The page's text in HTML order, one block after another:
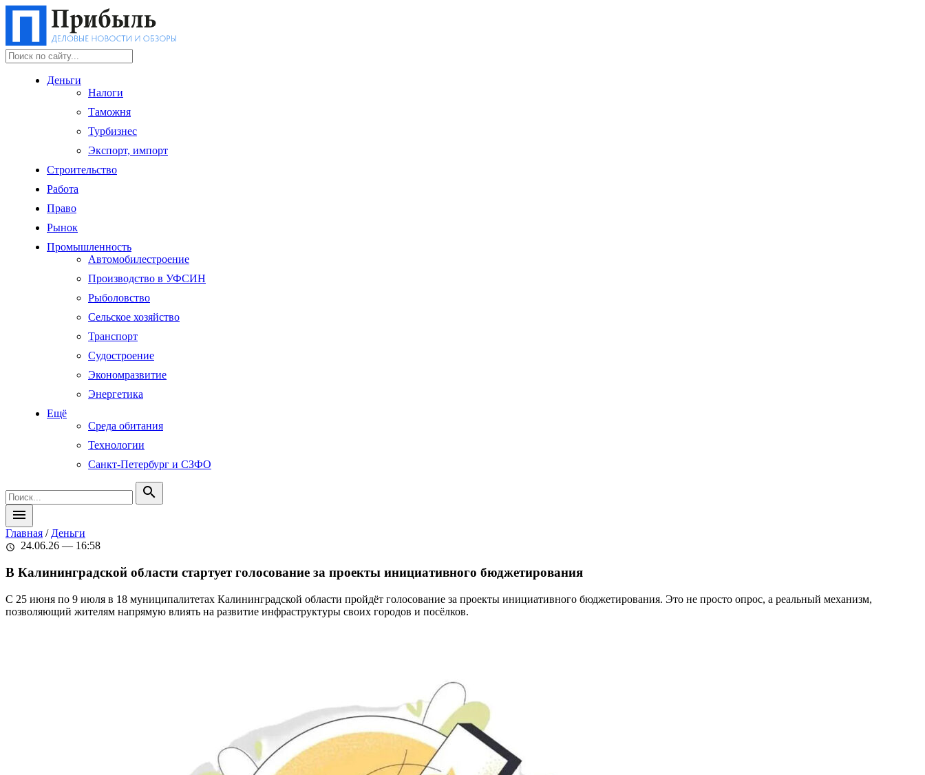
Деньги
Налоги
Таможня
Турбизнес
Экспорт, импорт
Строительство
Работа
Право
Рынок
Промышленность
Автомобилестроение
Производство в УФСИН
Рыболовство
Сельское хозяйство
Транспорт
Судостроение
Экономразвитие
Энергетика
Ещё
Среда обитания
Технологии
Санкт-Петербург и СЗФО
search
menu
Главная / Деньги
schedule 24.06.26 — 16:58
В Калининградской области стартует голосование за проекты инициативного бюджетирования
С 25 июня по 9 июля в 18 муниципалитетах Калининградской области пройдёт голосование за проекты инициативного бюджетирования. Это не просто опрос, а реальный механизм,
позволяющий жителям напрямую влиять на развитие инфраструктуры своих городов и посёлков.